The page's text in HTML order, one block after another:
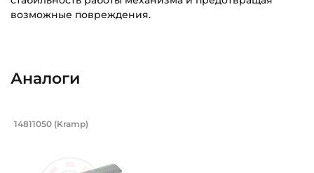
возможные повреждения.
Длина штифта:
Стандарт DIN / ISO / ANSI:
Категория:
Аналоги
Штифт распорный пружинный
14811050 (Kramp)